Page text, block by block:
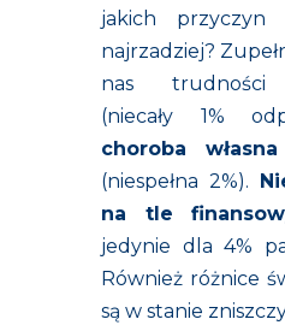
jakich przyczyn
najrzadziej?
nas trudności
(niecały 1%
choroba
(niespełna 2%).
na tle
jedynie dla 4%
Również różnice
są w stanie